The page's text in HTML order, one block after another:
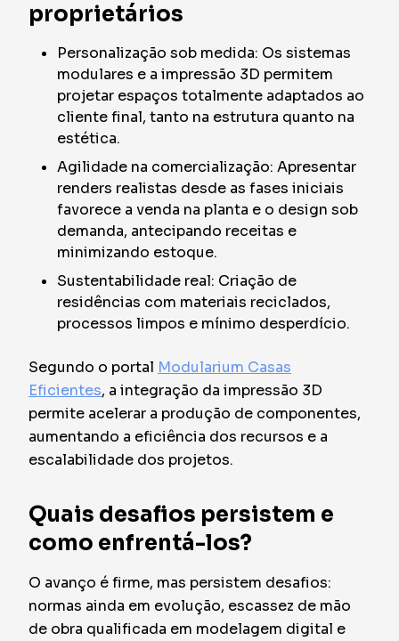
proprietários
Personalização sob medida: Os sistemas
modulares e a impressão 3D permitem
projetar espaços totalmente adaptados ao
cliente final, tanto na estrutura quanto na
estética.
Agilidade na comercialização: Apresentar
renders realistas desde as fases iniciais
favorece a venda na planta e o design sob
demanda, antecipando receitas e
minimizando estoque.
Sustentabilidade real: Criação de
residências com materiais reciclados,
processos limpos e mínimo desperdício.
Segundo o portal Modularium Casas
Eficientes, a integração da impressão 3D
permite acelerar a produção de componentes,
aumentando a eficiência dos recursos e a
escalabilidade dos projetos.
Quais desafios persistem e
como enfrentá-los?
O avanço é firme, mas persistem desafios:
normas ainda em evolução, escassez de mão
de obra qualificada em modelagem digital e